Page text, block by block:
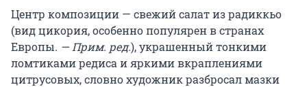
Центр композиции — свежий салат из радиккьо
(вид цикория, особенно популярен в странах
Европы. — Прим. ред.), украшенный тонкими
ломтиками редиса и яркими вкраплениями
цитрусовых, словно художник разбросал мазки